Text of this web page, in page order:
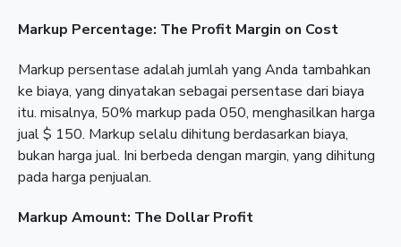
Markup Percentage: The Profit Margin on Cost
Markup persentase adalah jumlah yang Anda tambahkan
ke biaya, yang dinyatakan sebagai persentase dari biaya
itu. misalnya, 50% markup pada 050, menghasilkan harga
jual $ 150. Markup selalu dihitung berdasarkan biaya,
bukan harga jual. Ini berbeda dengan margin, yang dihitung
pada harga penjualan.
Markup Amount: The Dollar Profit